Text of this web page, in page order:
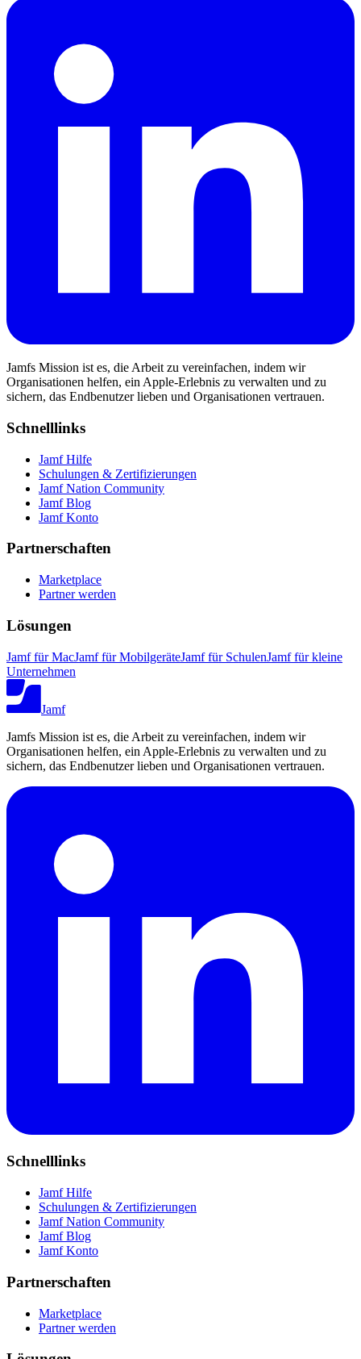
Jamfs Mission ist es, die Arbeit zu vereinfachen, indem wir
Organisationen helfen, ein Apple-Erlebnis zu verwalten und zu
sichern, das Endbenutzer lieben und Organisationen vertrauen.
Schnelllinks
Jamf Hilfe
Schulungen & Zertifizierungen
Jamf Nation Community
Jamf Blog
Jamf Konto
Partnerschaften
Marketplace
Partner werden
Lösungen
Jamf für MacJamf für MobilgeräteJamf für SchulenJamf für kleine
Unternehmen
Jamf
Jamfs Mission ist es, die Arbeit zu vereinfachen, indem wir
Organisationen helfen, ein Apple-Erlebnis zu verwalten und zu
sichern, das Endbenutzer lieben und Organisationen vertrauen.
Schnelllinks
Jamf Hilfe
Schulungen & Zertifizierungen
Jamf Nation Community
Jamf Blog
Jamf Konto
Partnerschaften
Marketplace
Partner werden